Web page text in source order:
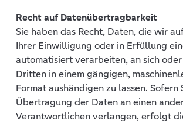
Recht auf Datenübertragbarkeit
Sie haben das Recht, Daten, die wir
Ihrer Einwilligung oder in Erfüllung
automatisiert verarbeiten, an sich
Dritten in einem gängigen,
Format aushändigen zu lassen.
Übertragung der Daten an einen
Verantwortlichen verlangen, erfolgt